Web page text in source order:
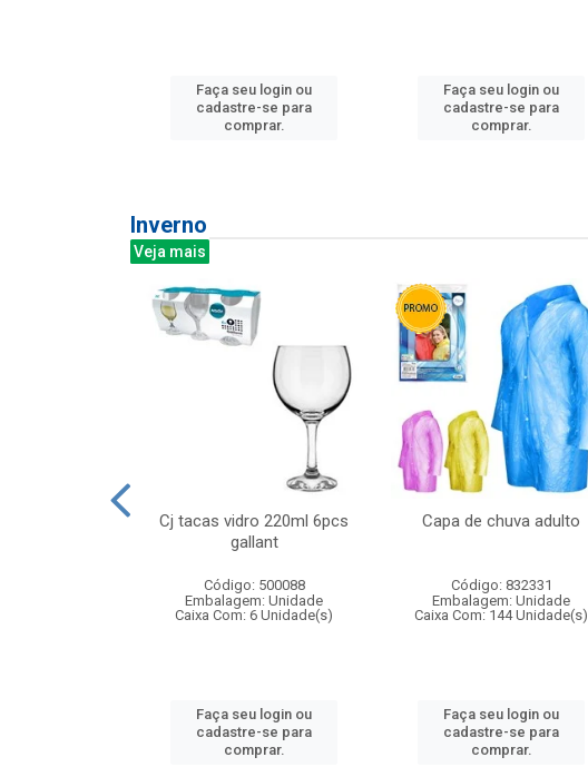
Faça seu login ou
cadastre-se para
comprar.
Faça seu login ou
cadastre-se para
comprar.
Inverno
Veja mais
Cj tacas vidro 220ml 6pcs
gallant
Código: 500088
Embalagem: Unidade
Caixa Com: 6 Unidade(s)
Faça seu login ou
cadastre-se para
comprar.
Capa de chuva adulto
Código: 832331
Embalagem: Unidade
Caixa Com: 144 Unidade(s)
Faça seu login ou
cadastre-se para
comprar.